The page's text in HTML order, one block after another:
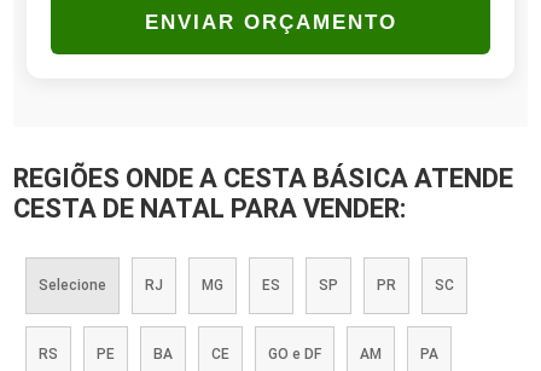
ENVIAR ORÇAMENTO
REGIÕES ONDE A CESTA BÁSICA ATENDE
CESTA DE NATAL PARA VENDER:
Selecione RJ MG ES SP PR SC
RS PE BA CE GO e DF AM PA